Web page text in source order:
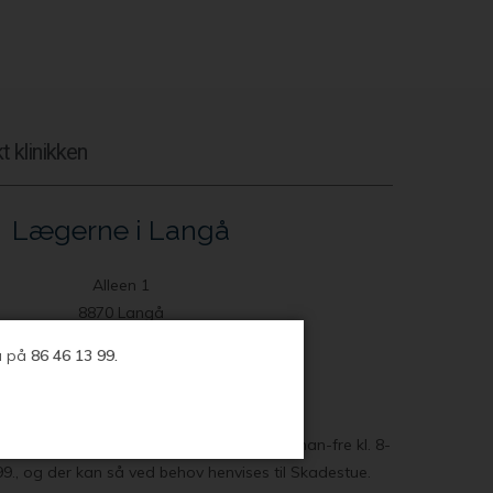
klinikken
Lægerne i Langå
Alleen 1
8870 Langå
skader kan lægehuset kontaktes man-fre kl. 8-
og der kan så ved behov henvises til Skadestue.
på 86 46 13 99.